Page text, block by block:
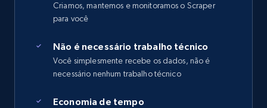
Criamos, mantemos e monitoramos o Scraper
para você
Não é necessário trabalho técnico
Você simplesmente recebe os dados, não é
necessário nenhum trabalho técnico
Economia de tempo